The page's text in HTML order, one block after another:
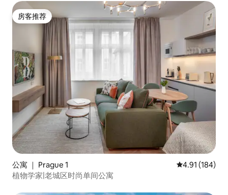
房客推荐
房客推荐
公寓 ｜ Prague 1 平均评分 4.91
4.91 (184)
植物学家|老城区时尚单间公寓